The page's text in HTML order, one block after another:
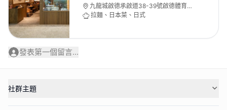
九龍城啟德承啟道38-39號啟德體育園
啟德零售館2 3樓 M2-316號舖
拉麵、日本菜、日式
發表第一個留言...
社群主題